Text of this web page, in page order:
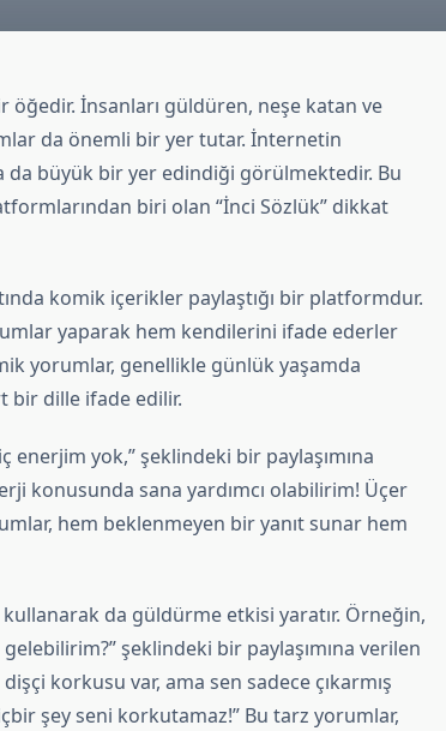
İnsanları güldüren, neşe katan ve
da önemli bir yer tutar. İnternetin
büyük bir yer edindiği görülmektedir. Bu
biri olan “İnci Sözlük” dikkat
komik içerikler paylaştığı bir platformdur.
yaparak hem kendilerini ifade ederler
yorumlar, genellikle günlük yaşamda
bir dille ifade edilir.
yok,” şeklindeki bir paylaşımına
konusunda sana yardımcı olabilirim! Üçer
hem beklenmeyen bir yanıt sunar hem
da güldürme etkisi yaratır. Örneğin,
şeklindeki bir paylaşımına verilen
korkusu var, ama sen sadece çıkarmış
şey seni korkutamaz!” Bu tarz yorumlar,